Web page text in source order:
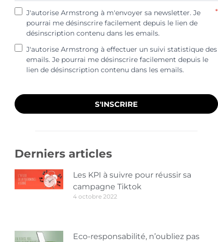
J'autorise Armstrong à m'envoyer sa newsletter. Je
pourrai me désinscrire facilement depuis le lien de
désinscription contenu dans les emails.
*
J'autorise Armstrong à effectuer un suivi statistique des
emails. Je pourrai me désinscrire facilement depuis le
lien de désinscription contenu dans les emails.
S'INSCRIRE
Derniers articles
Les KPI à suivre pour réussir sa
campagne Tiktok
4 octobre 2022
Eco-responsabilité, n’oubliez pas